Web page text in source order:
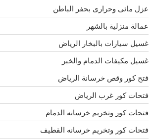
عزل مائى وحرارى بحفر الباطن
عمالة منزلية بالشهر
غسيل سيارات بالبخار الرياض
غسيل مكيفات الدمام والخبر
فتح كور وقص خرسانة الرياض
فتحات كور غرب الرياض
فتحات كور وتخريم خرسانه الدمام
فتحات كور وتخريم خرسانه القطيف